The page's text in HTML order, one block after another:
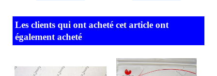
Les clients qui ont acheté cet article ont
également acheté